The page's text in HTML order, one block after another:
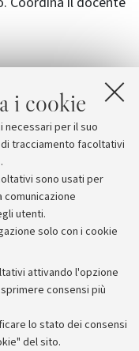
i cookie
necessari per il suo
tracciamento facoltativi
sono usati per
utenti.
solo con i cookie
attivando l'opzione
consensi più
lo stato dei consensi
del sito.